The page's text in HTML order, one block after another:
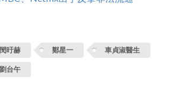
閔旴赫 鄭星一 車貞淑醫生
劉台午